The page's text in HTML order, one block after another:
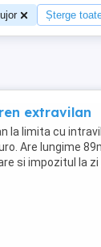
Șterge
extravilan
la limita cu
Are lungime
si impozitul la zi .